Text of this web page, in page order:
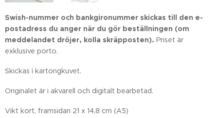
Swish-nummer och bankgironummer skickas till den e-
postadress du anger när du gör beställningen (om
meddelandet dröjer, kolla skräpposten). Priset är
exklusive porto.
Skickas i kartongkuvet.
Originalet är i akvarell och digitalt bearbetad.
Vikt kort, framsidan 21 x 14,8 cm (A5)